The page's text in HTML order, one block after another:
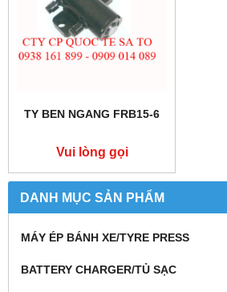
DANH MỤC SẢN PHẨM
MÁY ÉP BÁNH XE/TYRE PRESS
BATTERY CHARGER/TỦ SẠC
TY BEN NGANG FRB15-6
Vui lòng gọi